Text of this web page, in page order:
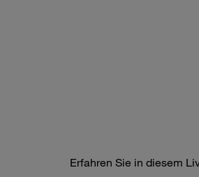
Erfahren Sie in diesem